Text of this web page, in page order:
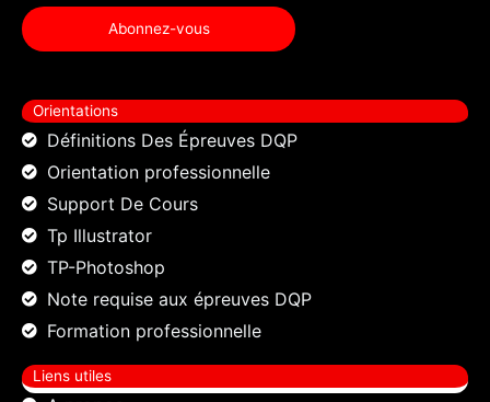
Abonnez-vous
Orientations
Définitions Des Épreuves DQP
Orientation professionnelle
Support De Cours
Tp Illustrator
TP-Photoshop
Note requise aux épreuves DQP
Formation professionnelle
Liens utiles